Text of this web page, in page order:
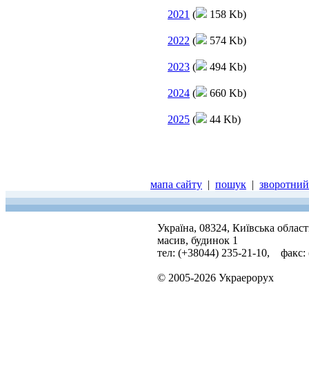
2021 ( 158 Kb)
2022 ( 574 Kb)
2023 ( 494 Kb)
2024 ( 660 Kb)
2025 ( 44 Kb)
мапа сайту | пошук |
Україна, 08324, Київська
масив, будинок 1
тел: (+38044) 235-21-10, факс:
© 2005-2026 Украерорух